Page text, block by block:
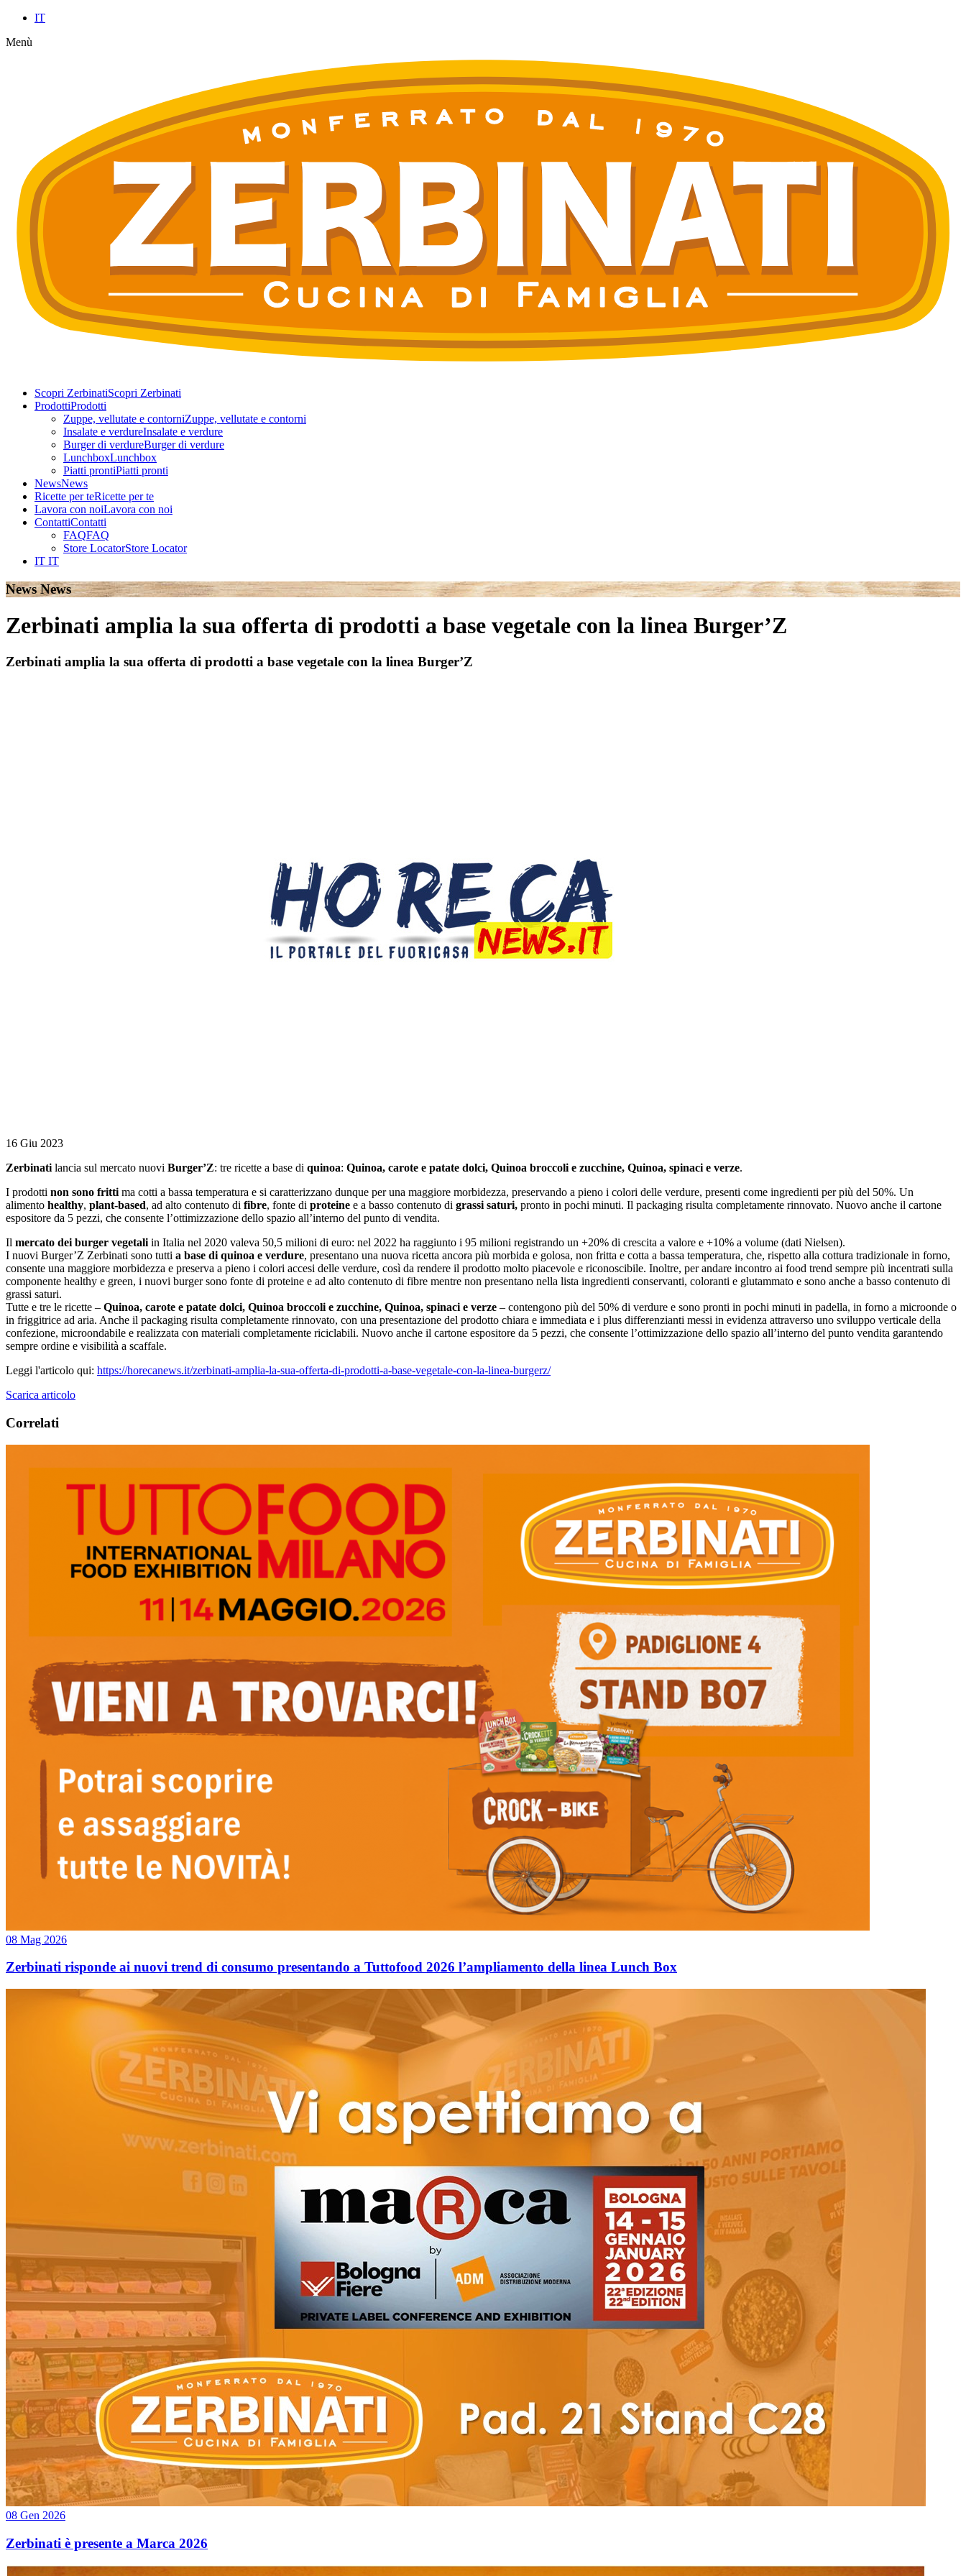
IT
Menù
Scopri ZerbinatiScopri Zerbinati
ProdottiProdotti
Zuppe, vellutate e contorniZuppe, vellutate e contorni
Insalate e verdureInsalate e verdure
Burger di verdureBurger di verdure
LunchboxLunchbox
Piatti prontiPiatti pronti
NewsNews
Ricette per teRicette per te
Lavora con noiLavora con noi
ContattiContatti
FAQFAQ
Store LocatorStore Locator
IT IT
News News
Zerbinati amplia la sua offerta di prodotti a base vegetale con la linea Burger’Z
Zerbinati amplia la sua offerta di prodotti a base vegetale con la linea Burger’Z
16 Giu 2023
Zerbinati lancia sul mercato nuovi Burger’Z: tre ricette a base di quinoa: Quinoa, carote e patate dolci, Quinoa broccoli e zucchine, Quinoa, spinaci e verze.
I prodotti non sono fritti ma cotti a bassa temperatura e si caratterizzano dunque per una maggiore morbidezza, preservando a pieno i colori delle verdure, presenti come ingredienti per più del 50%. Un
alimento healthy, plant-based, ad alto contenuto di fibre, fonte di proteine e a basso contenuto di grassi saturi, pronto in pochi minuti. Il packaging risulta completamente rinnovato. Nuovo anche il cartone
espositore da 5 pezzi, che consente l’ottimizzazione dello spazio all’interno del punto di vendita.
Il mercato dei burger vegetali in Italia nel 2020 valeva 50,5 milioni di euro: nel 2022 ha raggiunto i 95 milioni registrando un +20% di crescita a valore e +10% a volume (dati Nielsen).
I nuovi Burger’Z Zerbinati sono tutti a base di quinoa e verdure, presentano una nuova ricetta ancora più morbida e golosa, non fritta e cotta a bassa temperatura, che, rispetto alla cottura tradizionale in forno,
consente una maggiore morbidezza e preserva a pieno i colori accesi delle verdure, così da rendere il prodotto molto piacevole e riconoscibile. Inoltre, per andare incontro ai food trend sempre più incentrati sulla
componente healthy e green, i nuovi burger sono fonte di proteine e ad alto contenuto di fibre mentre non presentano nella lista ingredienti conservanti, coloranti e glutammato e sono anche a basso contenuto di
grassi saturi.
Tutte e tre le ricette – Quinoa, carote e patate dolci, Quinoa broccoli e zucchine, Quinoa, spinaci e verze – contengono più del 50% di verdure e sono pronti in pochi minuti in padella, in forno a microonde o
in friggitrice ad aria. Anche il packaging risulta completamente rinnovato, con una presentazione del prodotto chiara e immediata e i plus differenzianti messi in evidenza attraverso uno sviluppo verticale della
confezione, microondabile e realizzata con materiali completamente riciclabili. Nuovo anche il cartone espositore da 5 pezzi, che consente l’ottimizzazione dello spazio all’interno del punto vendita garantendo
sempre ordine e visibilità a scaffale.
Leggi l'articolo qui: https://horecanews.it/zerbinati-amplia-la-sua-offerta-di-prodotti-a-base-vegetale-con-la-linea-burgerz/
Scarica articolo
Correlati
08 Mag 2026
Zerbinati risponde ai nuovi trend di consumo presentando a Tuttofood 2026 l’ampliamento della linea Lunch Box
08 Gen 2026
Zerbinati è presente a Marca 2026